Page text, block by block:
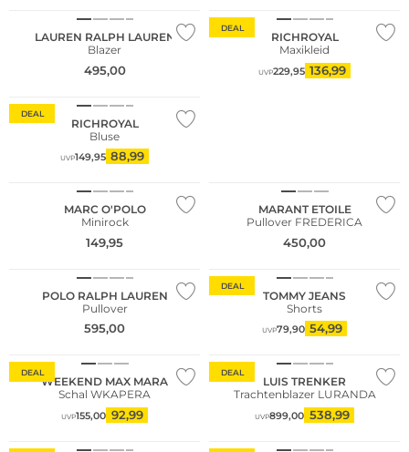
LAUREN RALPH LAUREN
Blazer
495,00
DEAL
RICHROYAL
Maxikleid
UVP229,95 136,99
DEAL
RICHROYAL
Bluse
UVP149,95 88,99
MARC O'POLO
Minirock
149,95
MARANT ETOILE
Pullover FREDERICA
450,00
POLO RALPH LAUREN
Pullover
595,00
DEAL
TOMMY JEANS
Shorts
UVP79,90 54,99
DEAL
WEEKEND MAX MARA
Schal WKAPERA
UVP155,00 92,99
DEAL
LUIS TRENKER
Trachtenblazer LURANDA
UVP899,00 538,99